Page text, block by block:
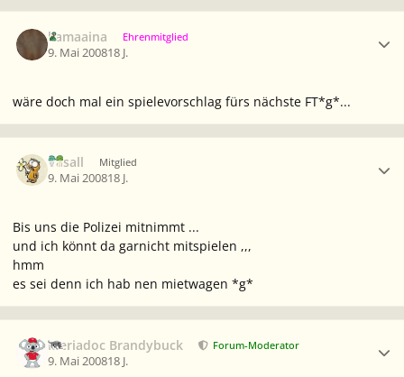
kamaaina Ehrenmitglied
9. Mai 200818 J.
wäre doch mal ein spielevorschlag fürs nächste FT*g*...
Vasall Mitglied
9. Mai 200818 J.
Bis uns die Polizei mitnimmt ...
und ich könnt da garnicht mitspielen ,,,
hmm
es sei denn ich hab nen mietwagen *g*
Meriadoc Brandybuck Forum-Moderator
9. Mai 200818 J.